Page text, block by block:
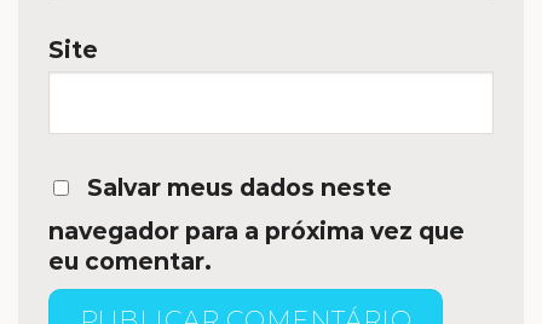
Site
Salvar meus dados neste
navegador para a próxima vez que
eu comentar.